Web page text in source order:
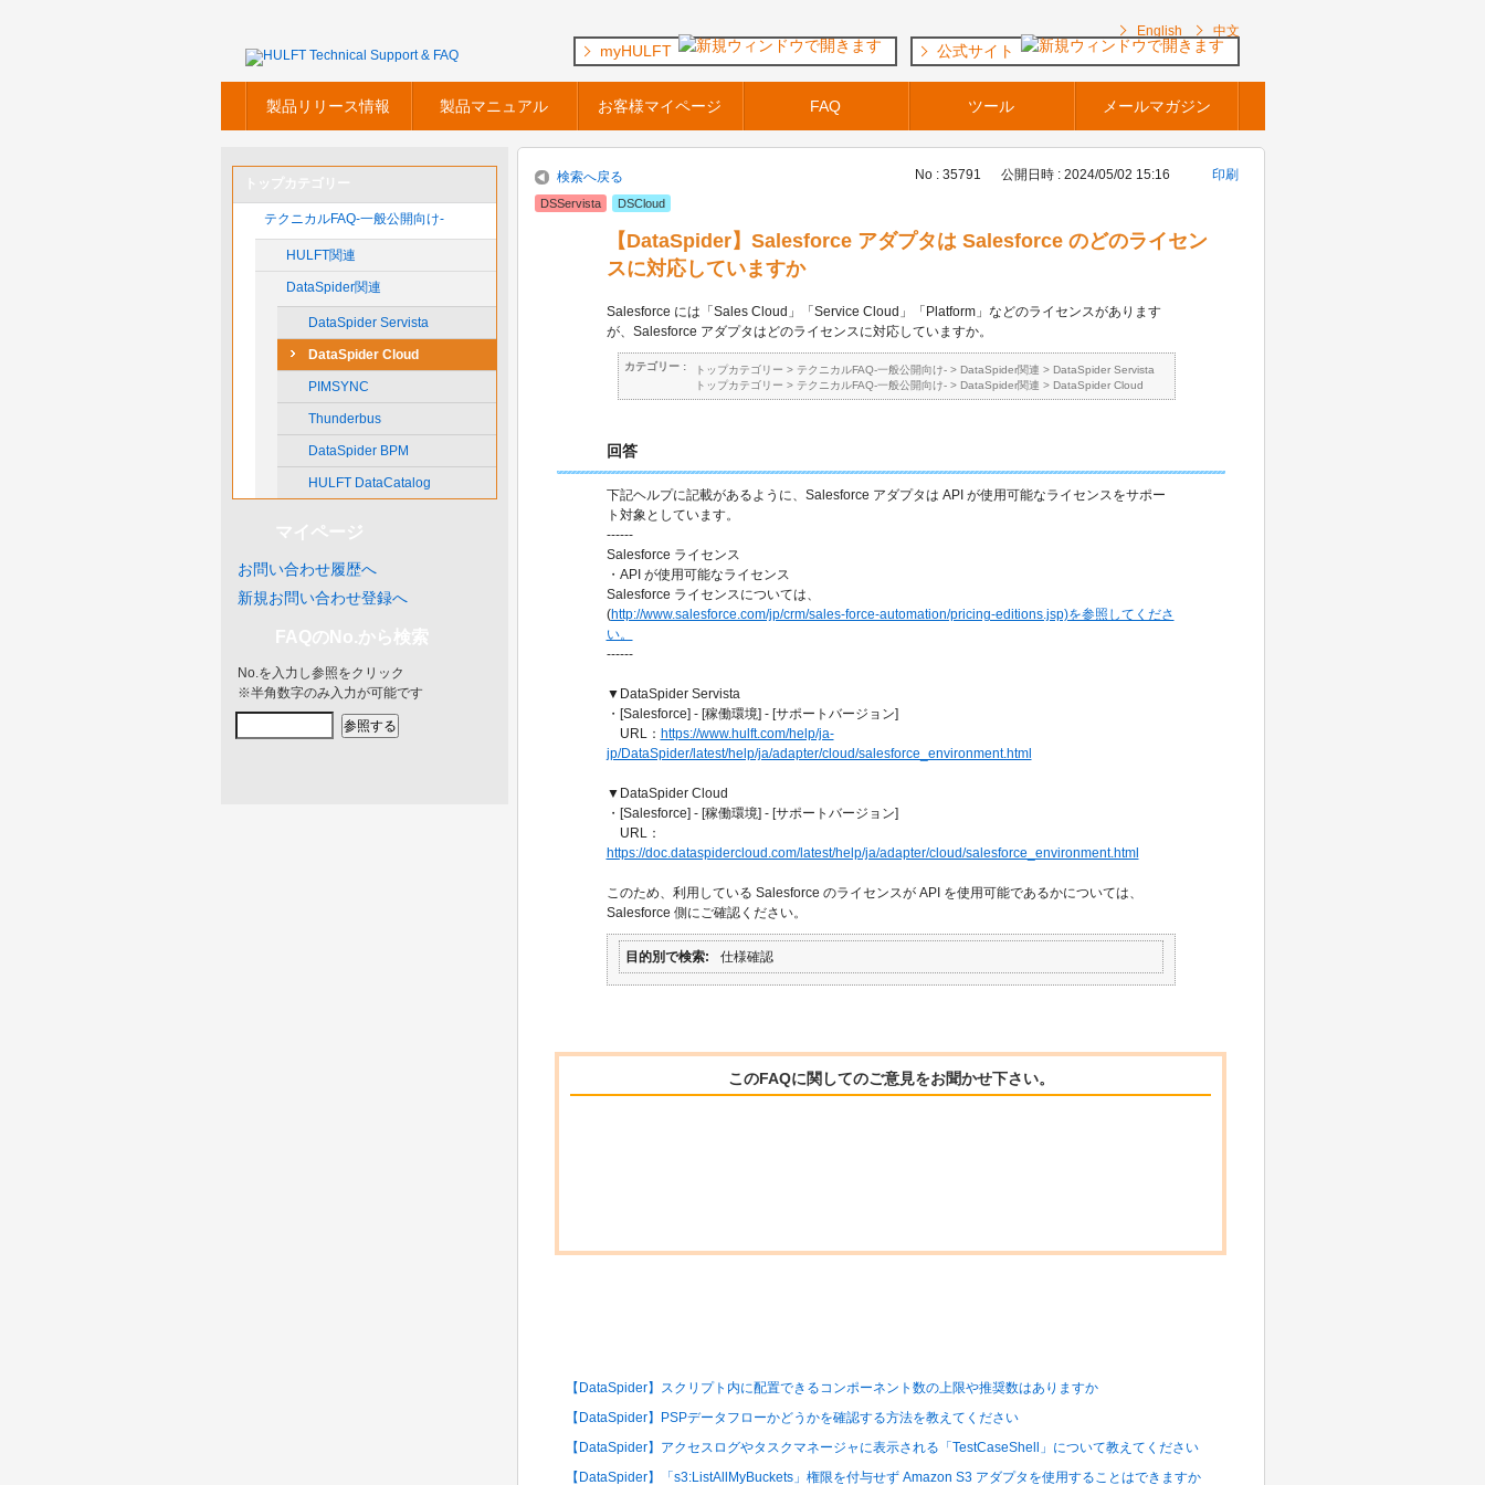
English 中文
製品リリース情報 製品マニュアル お客様マイページ FAQ ツール メールマガジン
myHULFT 公式サイト
テクニカルFAQ-一般公開向け-
HULFT関連
DataSpider関連
DataSpider Servista
DataSpider Cloud
PIMSYNC
Thunderbus
DataSpider BPM
HULFT DataCatalog
お問い合わせ履歴へ
新規お問い合わせ登録へ
No.を入力し参照をクリック
※半角数字のみ入力が可能です
検索へ戻る No : 35791 公開日時 : 2024/05/02 15:16 印刷
DSServista DSCloud
【DataSpider】Salesforce アダプタは Salesforce のどのライセン
スに対応していますか
Salesforce には「Sales Cloud」「Service Cloud」「Platform」などのライセンスがあります
が、Salesforce アダプタはどのライセンスに対応していますか。
カテゴリー : トップカテゴリー > テクニカルFAQ-一般公開向け-> DataSpider関連 > DataSpider Servista
トップカテゴリー > テクニカルFAQ-一般公開向け-> DataSpider関連 > DataSpider Cloud
回答
下記ヘルプに記載があるように、Salesforce アダプタは API が使用可能なライセンスをサポー
ト対象としています。
------
Salesforce ライセンス
・API が使用可能なライセンス
Salesforce ライセンスについては、
(http://www.salesforce.com/jp/crm/sales-force-automation/pricing-editions.jsp)を参照してくださ
い。
------
▼DataSpider Servista
・[Salesforce] - [稼働環境] - [サポートバージョン]
URL： https://www.hulft.com/help/ja-
jp/DataSpider/latest/help/ja/adapter/cloud/salesforce_environment.html
▼DataSpider Cloud
・[Salesforce] - [稼働環境] - [サポートバージョン]
URL：
https://doc.dataspidercloud.com/latest/help/ja/adapter/cloud/salesforce_environment.html
このため、利用している Salesforce のライセンスが API を使用可能であるかについては、
Salesforce 側にご確認ください。
目的別で検索 仕様確認
このFAQに関してのご意見をお聞かせ下さい。
【DataSpider】スクリプト内に配置できるコンポーネント数の上限や推奨数はありますか
【DataSpider】PSPデータフローかどうかを確認する方法を教えてください
【DataSpider】アクセスログやタスクマネージャに表示される「TestCaseShell」について教えてください
【DataSpider】「s3:ListAllMyBuckets」権限を付与せず Amazon S3 アダプタを使用することはできますか